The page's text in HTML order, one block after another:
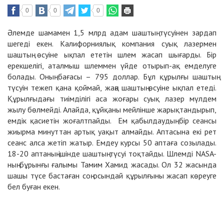
0 0 0
Әлемде шамамен 1,5 млрд адам шаштың түсуінен зардап
шегеді екен. Калифорниялық компания суық лазермен
шаштың өсуіне ықпал ететін шлем жасап шығарды. Бір
ерекшелігі, аталмыш шлеммен үйде отырып-ақ емделуге
болады. Оның бағасы – 795 доллар. Бұл құрылғы шаштың
түсуін тежеп қана қоймай, жаңа шаштың өсуіне ықпал етеді.
Құрылғыдағы тиімділігі аса жоғары суық лазер мүлдем
жылу бөлмейді. Алайда, құйқаны мейлінше жарықтандырып,
емдік қасиетін жоғалтпайды. Ем қабылдаудың бір сеансы
жиырма минуттан артық уақыт алмайды. Аптасына екі рет
сеанс алса жетіп жатыр. Емдеу курсы 50 аптаға созылады.
18-20 аптаның ішінде шаштың түсуі тоқтайды. Шлемді NASA-
ның бұрынғы ғалымы Тамим Хамид жасады. Ол 32 жасында
шашы түсе бастаған соң осындай құрылғыны жасап көреуге
бел буған екен.